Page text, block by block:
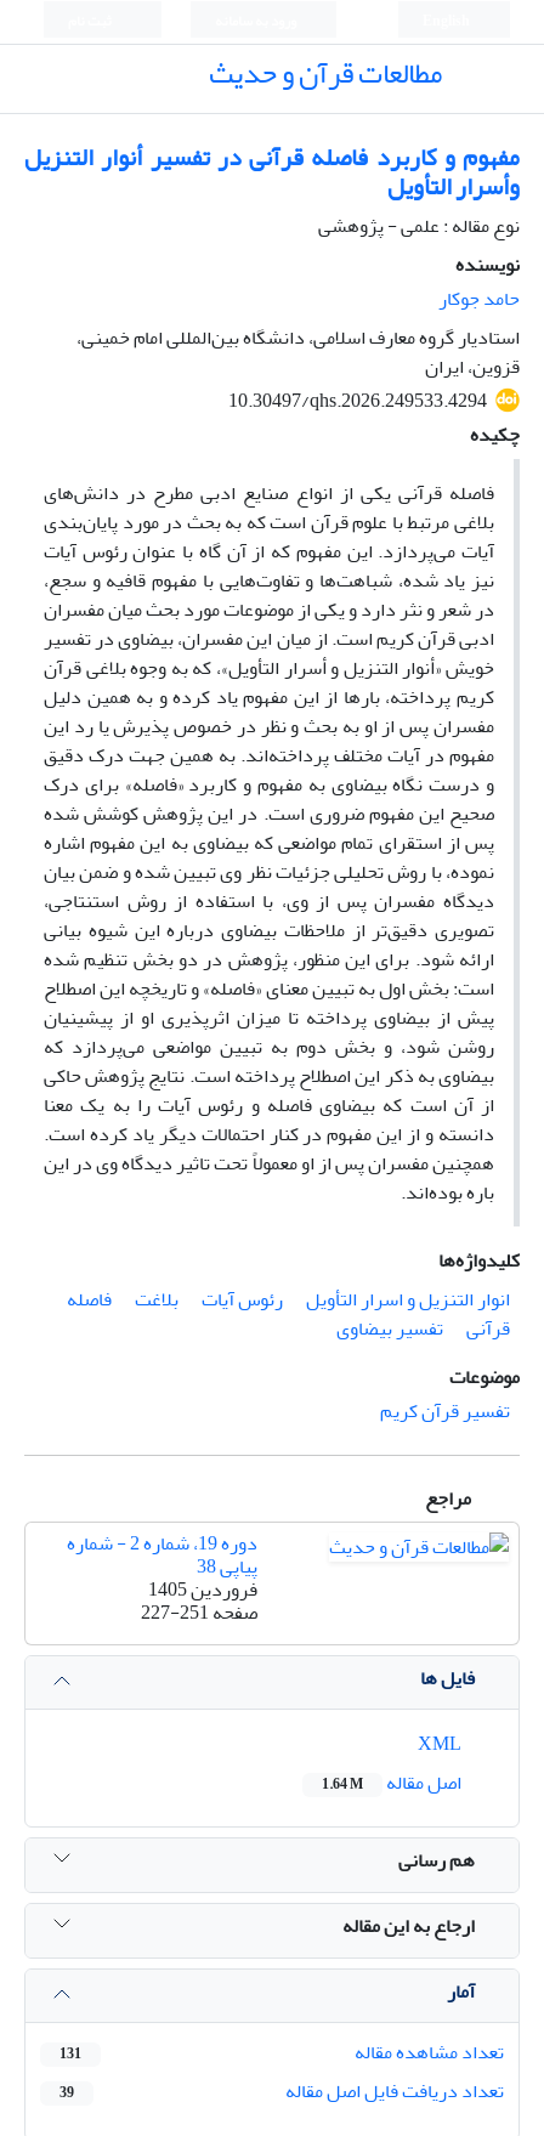
مطالعات قرآن و حدیث
مفهوم و کاربرد فاصله قرآنی در تفسیر أنوار التنزیل
وأسرار التأویل
نوع مقاله : علمی - پژوهشی
نویسنده
حامد جوکار
استادیار گروه معارف اسلامی، دانشگاه بین‌المللی امام خمینی،
قزوین، ایران
10.30497/qhs.2026.249533.4294
چکیده
فاصله قرآنی یکی از انواع صنایع ادبی مطرح در دانش‌های
بلاغی مرتبط با علوم قرآن است که به بحث در مورد پایان‌بندی
آیات می‌پردازد. این مفهوم که از آن گاه با عنوان رئوس آیات
نیز یاد شده، شباهت‌ها و تفاوت‌هایی با مفهوم قافیه و سجع،
در شعر و نثر دارد و یکی از موضوعات مورد بحث میان مفسران
ادبی قرآن کریم است. از میان این مفسران،بیضاوی در تفسیر
خویش «أنوار التنزیل و أسرار التأویل»، که به وجوه بلاغی قرآن
کریم پرداخته، بارها از این مفهوم یاد کرده و به همین دلیل
مفسران پس از او به بحث و نظر در خصوص پذیرش یا رد این
مفهوم در آیات مختلف پرداخته‌اند. به همین جهت درک دقیق
و درست نگاه بیضاوی به مفهوم و کاربرد «فاصله» برای درک
صحیح این مفهوم ضروری است. در این پژوهش کوشش شده
پس از استقرای تمام مواضعی که بیضاوی به این مفهوم اشاره
نموده، با روش تحلیلی جزئیات نظر وی تبیین شده و ضمن بیان
دیدگاه مفسران پس از وی، با استفاده از روش استنتاجی،
تصویری دقیق‌تر از ملاحظات بیضاوی درباره این شیوه بیانی
ارائه شود. برای این منظور، پژوهش در دو بخش تنظیم شده
است: بخش اول به تبیین معنای «فاصله» و تاریخچه این اصطلاح
پیش از بیضاوی پرداخته تا میزان اثرپذیری او از پیشینیان
روشن شود، و بخش دوم به تبیین مواضعی می‌پردازد که
بیضاوی به ذکر این اصطلاح پرداخته است. نتایج پژوهش حاکی
از آن است که بیضاوی فاصله و رئوس آیات را به یک معنا
دانسته و از این مفهوم در کنار احتمالات دیگر یاد کرده است.
همچنین مفسران پس از او معمولاً تحت تاثیر دیدگاه وی در این
باره بوده‌اند.
کلیدواژه‌ها
انوار التنزیل و اسرار التأویل
رئوس آیات بلاغت
فاصله
قرآنی
تفسیر بیضاوی
موضوعات
تفسیر قرآن کریم
مراجع
دوره 19، شماره 2 - شماره
پیاپی 38
فروردین 1405
صفحه227-251
فایل ها
اصل مقاله
1.64 M
هم رسانی
ارجاع به این مقاله
آمار
تعداد مشاهده مقاله
131
تعداد دریافت فایل اصل مقاله 39